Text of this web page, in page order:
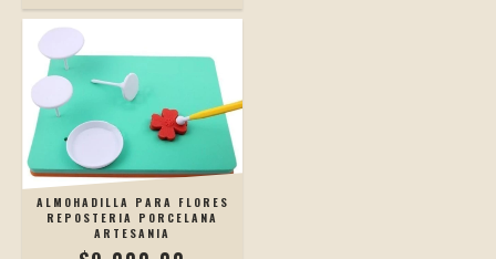
ALMOHADILLA PARA FLORES
REPOSTERIA PORCELANA
ARTESANIA